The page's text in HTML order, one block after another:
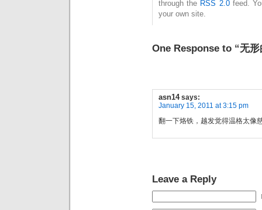
through the RSS 2.0feed.
your own site.
One Response to “无形
asn14 says:
January 15, 2011 at 3:15 pm
翻一下烙铁，越发觉得温格太像
Leave a Reply